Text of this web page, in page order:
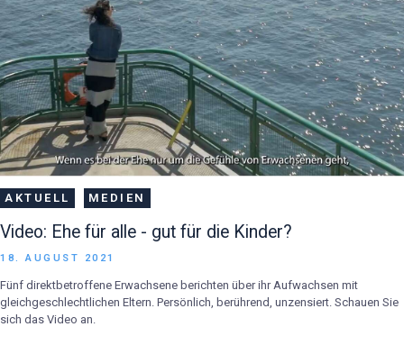
AKTUELL MEDIEN
Video: Ehe für alle - gut für die Kinder?
18. AUGUST 2021
Fünf direktbetroffene Erwachsene berichten über ihr Aufwachsen mit
gleichgeschlechtlichen Eltern. Persönlich, berührend, unzensiert. Schauen Sie
sich das Video an.